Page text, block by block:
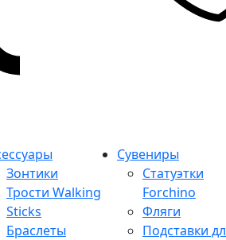
Зонтики
Трости Walking
Sticks
Браслеты
Сувениры
Статуэтки
Forchino
Фляги
Подставки